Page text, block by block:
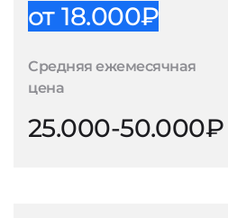
от 18.000₽
Средняя ежемесячная
цена
25.000-50.000₽